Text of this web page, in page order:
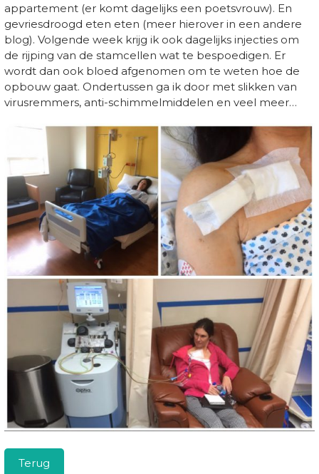
appartement (er komt dagelijks een poetsvrouw). En
gevriesdroogd eten eten (meer hierover in een andere
blog). Volgende week krijg ik ook dagelijks injecties om
de rijping van de stamcellen wat te bespoedigen. Er
wordt dan ook bloed afgenomen om te weten hoe de
opbouw gaat. Ondertussen ga ik door met slikken van
virusremmers, anti-schimmelmiddelen en veel meer…
Terug